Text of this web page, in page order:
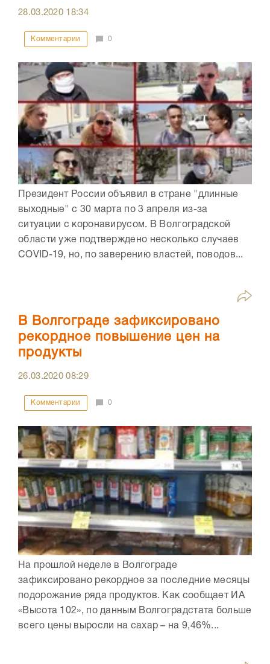
28.03.2020 18:34
Комментарии 0
Президент России объявил в стране "длинные
выходные" с 30 марта по 3 апреля из-за
ситуации с коронавирусом. В Волгоградской
области уже подтверждено несколько случаев
COVID-19, но, по заверению властей, поводов...
В Волгограде зафиксировано
рекордное повышение цен на
продукты
26.03.202008:29
Комментарии 0
На прошлой неделе в Волгограде
зафиксировано рекордное за последние месяцы
подорожание ряда продуктов. Как сообщает ИА
«Высота 102», по данным Волгоградстата больше
всего цены выросли на сахар – на 9,46%...